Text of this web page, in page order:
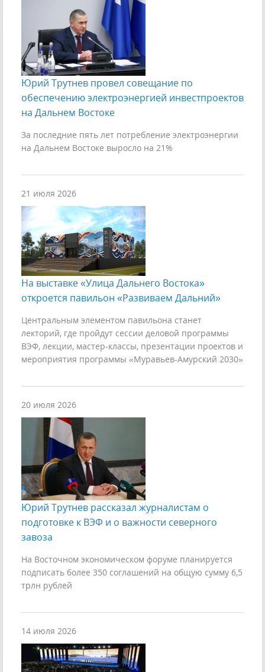
Юрий Трутнев провел совещание по
обеспечению электроэнергией инвестпроектов
на Дальнем Востоке
За последние пять лет потребление электроэнергии
на Дальнем Востоке выросло на 21%
21 июля 2026
На выставке «Улица Дальнего Востока»
откроется павильон «Развиваем Дальний»
Центральным элементом павильона станет
лекторий, где пройдут сессии деловой программы
ВЭФ, лекции, мастер-классы, презентации проектов и
мероприятия программы «Муравьев-Амурский 2030»
20 июля 2026
Юрий Трутнев рассказал журналистам о
подготовке к ВЭФ и о важности северного
завоза
На Восточном экономическом форуме планируется
подписать более 350 соглашений на общую сумму 6,5
трлн рублей
14 июля 2026